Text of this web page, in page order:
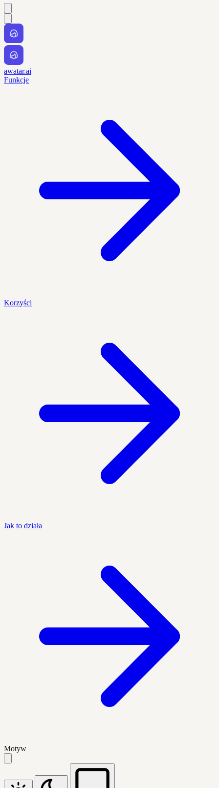
awatar.ai
Funkcje
Korzyści
Jak to działa
Motyw